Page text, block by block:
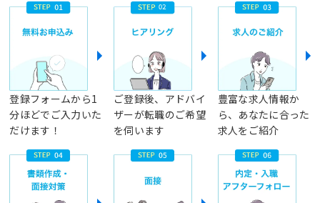
登録フォームから1
分ほどでご入力いた
だけます！
ご登録後、アドバイ
ザーが転職のご希望
を伺います
豊富な求人情報か
ら、あなたに合った
求人をご紹介